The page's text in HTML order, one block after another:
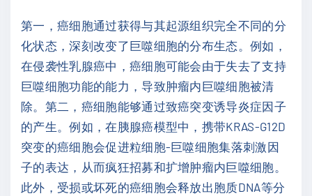
第一，癌细胞通过获得与其起源组织完全不同的分
化状态，深刻改变了巨噬细胞的分布生态。例如，
在侵袭性乳腺癌中，癌细胞可能会由于失去了支持
巨噬细胞功能的能力，导致肿瘤内巨噬细胞被清
除。第二，癌细胞能够通过致癌突变诱导炎症因子
的产生。例如，在胰腺癌模型中，携带KRAS-G12D
突变的癌细胞会促进粒细胞-巨噬细胞集落刺激因
子的表达，从而疯狂招募和扩增肿瘤内巨噬细胞。
此外，受损或坏死的癌细胞会释放出胞质DNA等分